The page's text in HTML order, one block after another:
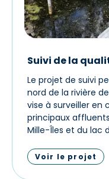
Suivi de la
Le projet de suivi
nord de la rivière
vise à surveiller en
principaux
Mille-Îles et du lac
Voir le projet